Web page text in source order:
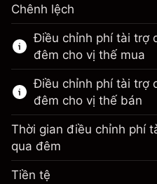
Thị trường tài chính
dịch CFD.
Tìm hiểu thêm về:
CFD
Chênh lệch
Điều chỉnh phí tài trợ
đêm cho vị thế mua
Biên lợi nhuận. Đầu
Điều chỉnh phí tài trợ
đêm cho vị thế bán
Thời gian điều chỉnh phí
qua đêm
Tiền tệ